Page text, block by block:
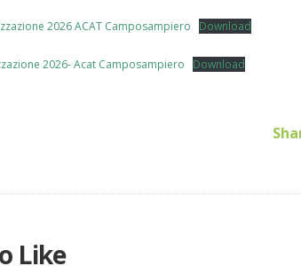
2026 ACAT Camposampiero Download
2026- Acat Camposampiero Download
Like